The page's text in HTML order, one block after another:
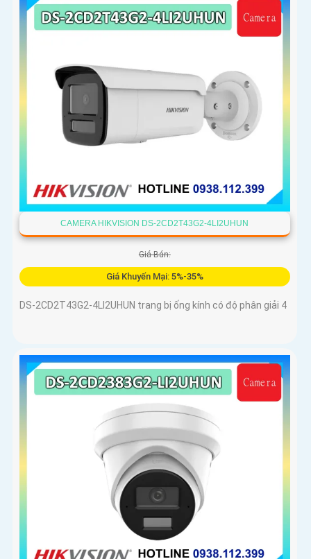
CAMERA HIKVISION DS-2CD2T43G2-4LI2UHUN
Giá Bán:
Giá Khuyến Mại: 5%-35%
DS-2CD2T43G2-4LI2UHUN trang bị ống kính có độ phân giải 4